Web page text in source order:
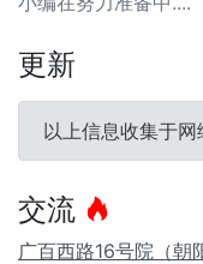
更新
以上信息收集于
交流
广百西路16号院（朝